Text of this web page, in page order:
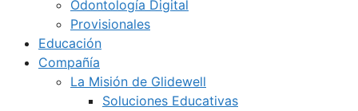
Odontología Digital
Provisionales
Educación
Compañía
La Misión de Glidewell
Soluciones Educativas